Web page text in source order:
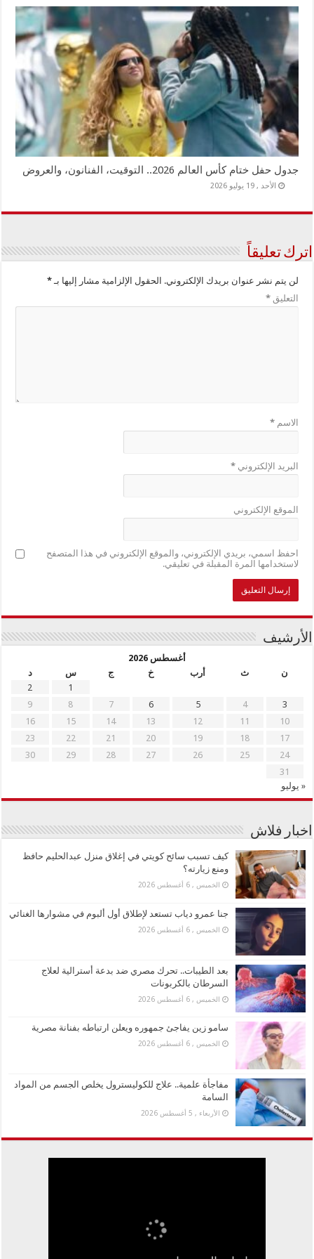
جدول حفل ختام كأس العالم 2026.. التوقيت، الفنانون، والعروض
الأحد , 19 يوليو 2026
اترك تعليقاً
لن يتم نشر عنوان بريدك الإلكتروني. الحقول الإلزامية مشار إليها بـ*
التعليق*
الاسم*
البريد الإلكتروني*
الموقع الإلكتروني
احفظ اسمي، بريدي الإلكتروني، والموقع الإلكتروني في هذا المتصفح
لاستخدامها المرة المقبلة في تعليقي.
الأرشيف
أغسطس 2026
ن
ث أرب خ ج س
د
1
2
3
4
5
6
7
8
9
10
11
12
13
14
15
16
17
18
19
20
21
22
23
24
25
26
27
28
29
30
31
« يوليو
اخبار فلاش
كيف تسبب سائح كويتي في إغلاق منزل عبدالحليم حافظ
ومنع زيارته؟
الخميس , 6 أغسطس 2026
جنا عمرو دياب تستعد لإطلاق أول ألبوم في مشوارها الغنائي
الخميس , 6 أغسطس 2026
بعد الطيبات.. تحرك مصري ضد بدعة أسترالية لعلاج
السرطان بالكربونات
الخميس , 6 أغسطس 2026
سامو زين يفاجئ جمهوره ويعلن ارتباطه بفنانة مصرية
الخميس , 6 أغسطس 2026
مفاجأة علمية.. علاج للكوليسترول يخلص الجسم من المواد
السامة
الأربعاء , 5 أغسطس 2026